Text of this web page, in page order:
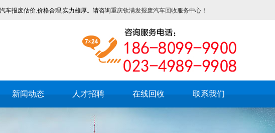
车报废估价.价格合理,实力雄厚。请咨询重庆钦满发报废汽车回收服务中心 ！
新闻动态 人才招聘 在线回收 联系我们